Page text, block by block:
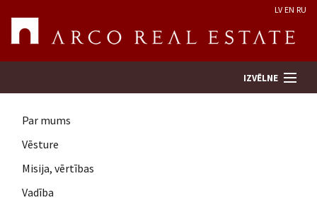
LV EN RU
IZVĒLNE
Meklēt īpašumu
Novērtēt īpašumu
Par mums
Vēsture
Misija, vērtības
Vadība